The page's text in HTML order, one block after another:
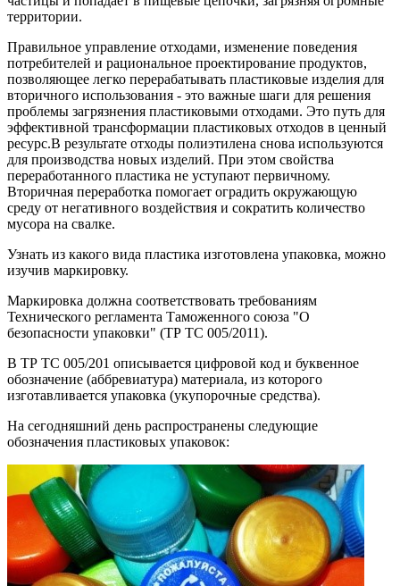
территории.
Правильное управление отходами, изменение поведения
потребителей и рациональное проектирование продуктов,
позволяющее легко перерабатывать пластиковые изделия для
вторичного использования - это важные шаги для решения
проблемы загрязнения пластиковыми отходами. Это путь для
эффективной трансформации пластиковых отходов в ценный
ресурс.В результате отходы полиэтилена снова используются
для производства новых изделий. При этом свойства
переработанного пластика не уступают первичному.
Вторичная переработка помогает оградить окружающую
среду от негативного воздействия и сократить количество
мусора на свалке.
Узнать из какого вида пластика изготовлена упаковка, можно
изучив маркировку.
Маркировка должна соответствовать требованиям
Технического регламента Таможенного союза "О
безопасности упаковки" (ТР ТС 005/2011).
В ТР ТС 005/201 описывается цифровой код и буквенное
обозначение (аббревиатура) материала, из которого
изготавливается упаковка (укупорочные средства).
На сегодняшний день распространены следующие
обозначения пластиковых упаковок: